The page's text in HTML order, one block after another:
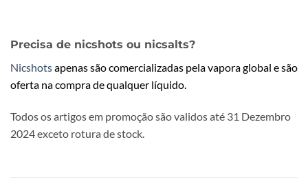
Precisa de nicshots ou nicsalts?
Nicshotsapenas são comercializadas pela vapora global e são
oferta na compra de qualquer líquido.
Todos os artigos em promoção são validos até 31 Dezembro
2024 exceto rotura de stock.